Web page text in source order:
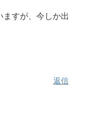
すが、今しか出
返信